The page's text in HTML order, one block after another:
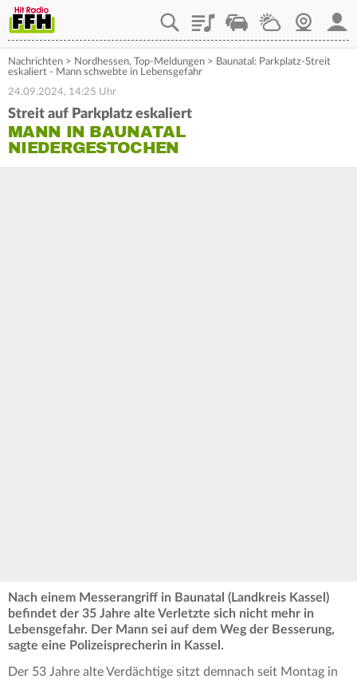
PlaylistStaupilotWetterWebcam
Nachrichten > Nordhessen, Top-Meldungen > Baunatal: Parkplatz-Streit
eskaliert - Mann schwebte in Lebensgefahr
24.09.2024, 14:25 Uhr
Streit auf Parkplatz eskaliert
MANN IN BAUNATAL
NIEDERGESTOCHEN
Nach einem Messerangriff in Baunatal (Landkreis Kassel)
befindet der 35 Jahre alte Verletzte sich nicht mehr in
Lebensgefahr. Der Mann sei auf dem Weg der Besserung,
sagte eine Polizeisprecherin in Kassel.
Der 53 Jahre alte Verdächtige sitzt demnach seit Montag in